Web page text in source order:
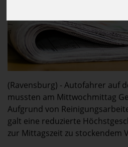
(Ravensburg) - Autofahrer auf
mussten am Mittwochmittag
Aufgrund von
galt eine reduzierte
zur Mittagszeit zu stockendem